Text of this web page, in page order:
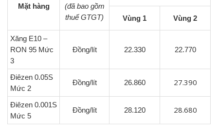
Mặt hàng
(đã bao gồm
thuế GTGT)
Vùng 1 Vùng 2
Xăng E10 –
RON 95 Mức
3
Đồng/lít 22.330 22.770
Điêzen 0.05S
Mức 2
Đồng/lít 26.860 27.390
Điêzen 0.001S
Mức 5
Đồng/lít 28.120 28.680